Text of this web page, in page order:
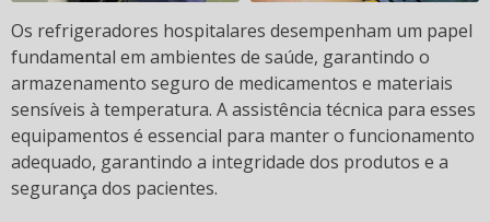
Os refrigeradores hospitalares desempenham um papel
fundamental em ambientes de saúde, garantindo o
armazenamento seguro de medicamentos e materiais
sensíveis à temperatura. A assistência técnica para esses
equipamentos é essencial para manter o funcionamento
adequado, garantindo a integridade dos produtos e a
segurança dos pacientes.